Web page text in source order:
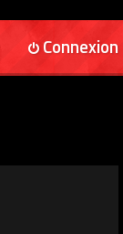
Connexion